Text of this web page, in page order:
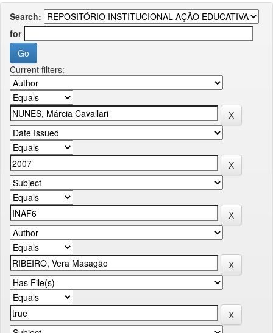
Search:
for
Current filters: